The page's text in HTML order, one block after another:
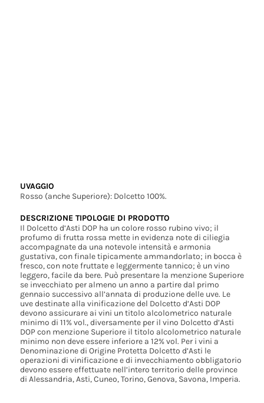
UVAGGIO
Rosso (anche Superiore): Dolcetto 100%.
DESCRIZIONE TIPOLOGIE DI PRODOTTO
Il Dolcetto d’Asti DOP ha un colore rosso rubino vivo; il
profumo di frutta rossa mette in evidenza note di ciliegia
accompagnate da una notevole intensità e armonia
gustativa, con finale tipicamente ammandorlato; in bocca è
fresco, con note fruttate e leggermente tannico; è un vino
leggero, facile da bere. Può presentare la menzione Superiore
se invecchiato per almeno un anno a partire dal primo
gennaio successivo all’annata di produzione delle uve. Le
uve destinate alla vinificazione del Dolcetto d’Asti DOP
devono assicurare ai vini un titolo alcolometrico naturale
minimo di 11% vol., diversamente per il vino Dolcetto d’Asti
DOP con menzione Superiore il titolo alcolometrico naturale
minimo non deve essere inferiore a 12% vol. Per i vini a
Denominazione di Origine Protetta Dolcetto d’Asti le
operazioni di vinificazione e di invecchiamento obbligatorio
devono essere effettuate nell’intero territorio delle province
di Alessandria, Asti, Cuneo, Torino, Genova, Savona, Imperia.